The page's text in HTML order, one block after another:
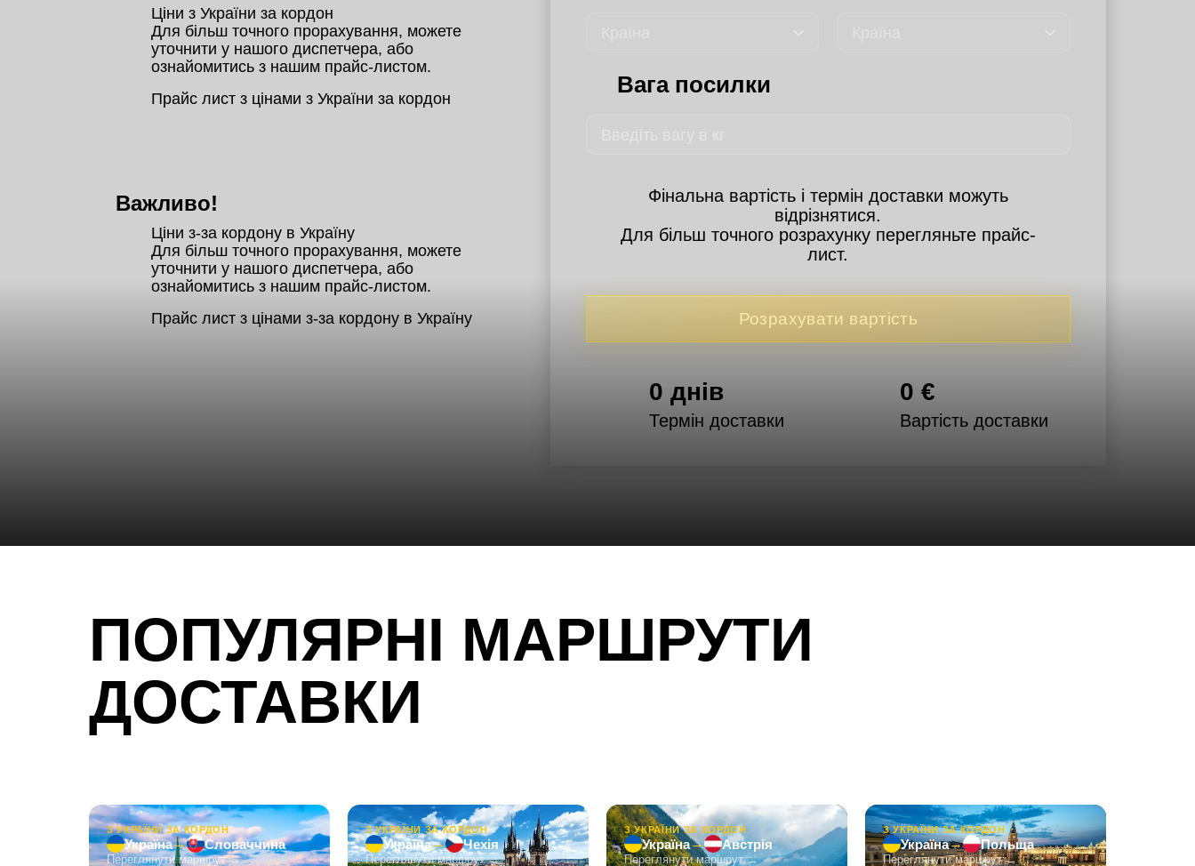
Ціни з України за кордон
Для більш точного прорахування, можете
уточнити у нашого диспетчера, або
ознайомитись з нашим прайс-листом.
Прайс лист з цінами з України за кордон
Важливо!
Ціни з-за кордону в Україну
Для більш точного прорахування, можете
уточнити у нашого диспетчера, або
ознайомитись з нашим прайс-листом.
Прайс лист з цінами з-за кордону в Україну
Вага посилки
Фінальна вартість і термін доставки можуть
відрізнятися.
Для більш точного розрахунку перегляньте прайс-
лист.
Розрахувати вартість
0 днів
Термін доставки
0 €
Вартість доставки
ДОСТАВКИ
З УКРАЇНИ ЗА КОРДОН
Україна→ Словаччина
Переглянути маршрут →
З УКРАЇНИ ЗА КОРДОН
Україна→ Чехія
Переглянути маршрут →
З УКРАЇНИ ЗА КОРДОН
Україна→ Австрія
Переглянути маршрут →
З УКРАЇНИ ЗА КОРДОН
Україна→ Польща
Переглянути маршрут →